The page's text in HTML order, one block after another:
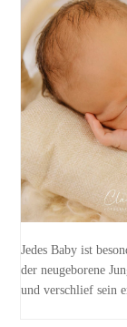
Jedes Baby ist
der neugeborene
und verschlief sein